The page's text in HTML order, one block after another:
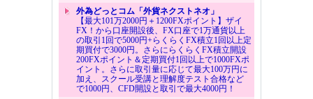
外為どっとコム「外貨ネクストネオ」
【最大101万2000円＋1200FXポイント】ザイ
FX！から口座開設後、FX口座で1万通貨以上
の取引1回で5000円+らくらくFX積立1回以上定
期買付で3000円。さらにらくらくFX積立開設
200FXポイント＆定期買付1回以上で1000FXポ
イント。さらに取引量に応じて最大100万円に
加え、スクール受講と理解度テスト合格など
で1000円、CFD開設と取引で最大4000円！